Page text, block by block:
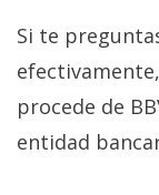
Si te
efectivamente,
procede de
entidad